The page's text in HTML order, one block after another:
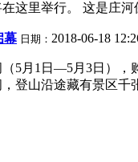
这里举行。 这是庄
幕 日期： 2018-06-18
5月1日—5月3日）
登山沿途藏有景区千